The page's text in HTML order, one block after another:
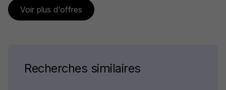
Voir plus d'offres
Recherches similaires